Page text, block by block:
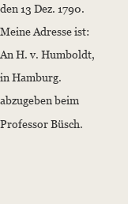
den 13 Dez. 1790.
Meine Adresse ist:
An H. v. Humboldt,
in Hamburg.
abzugeben beim
Professor Büsch.